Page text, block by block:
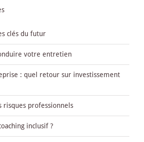
clés du futur
votre entretien
: quel retour sur investissement
risques professionnels
inclusif ?